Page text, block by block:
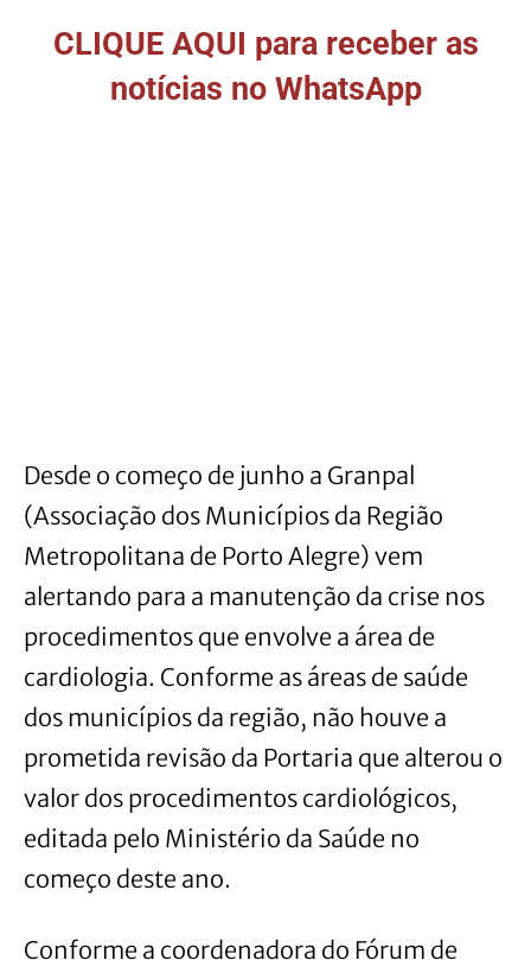
CLIQUE AQUI para receber as
notícias no WhatsApp
Desde o começo de junho a Granpal
(Associação dos Municípios da Região
Metropolitana de Porto Alegre) vem
alertando para a manutenção da crise nos
procedimentos que envolve a área de
cardiologia. Conforme as áreas de saúde
dos municípios da região, não houve a
prometida revisão da Portaria que alterou o
valor dos procedimentos cardiológicos,
editada pelo Ministério da Saúde no
começo deste ano.
Conforme a coordenadora do Fórum de